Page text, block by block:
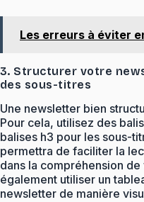
Les erreurs à éviter
3. Structurer votre
des sous-titres
Une newsletter bien
Pour cela, utilisez des
balises h3 pour les sous-
permettra de faciliter la
dans la compréhension
également utiliser un
newsletter de manière